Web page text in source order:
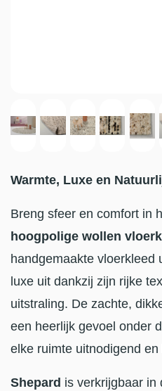
Warmte, Luxe en
Breng sfeer en comfort in
hoogpolige wollen
handgemaakte vloerkleed
luxe uit dankzij zijn rijke
uitstraling. De zachte,
een heerlijk gevoel onder
elke ruimte uitnodigend en
Shepard is verkrijgbaar in